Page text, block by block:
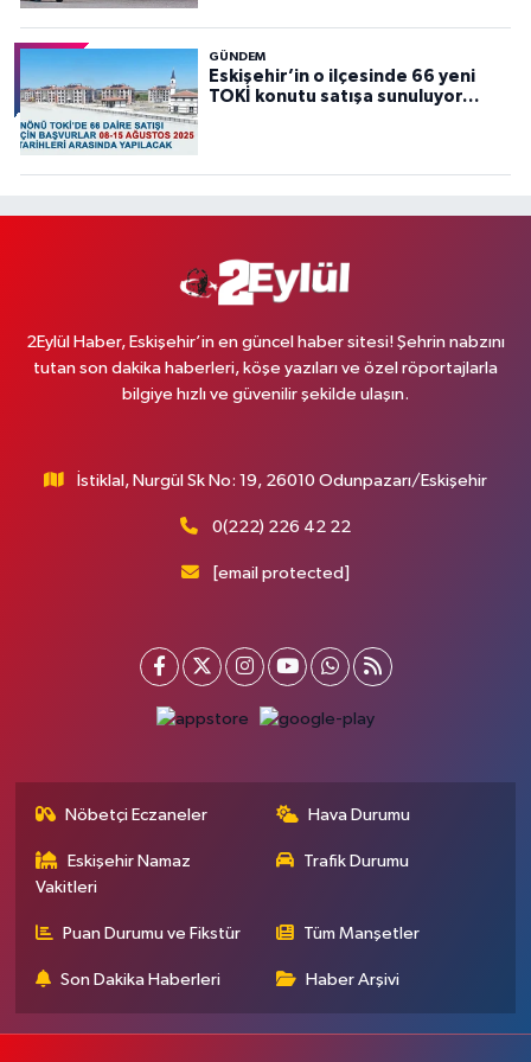
GÜNDEM
Eskişehir’in o ilçesinde 66 yeni
TOKİ konutu satışa sunuluyor…
2Eylül Haber, Eskişehir’in en güncel haber sitesi! Şehrin nabzını
tutan son dakika haberleri, köşe yazıları ve özel röportajlarla
bilgiye hızlı ve güvenilir şekilde ulaşın.
İstiklal, Nurgül Sk No: 19, 26010 Odunpazarı/Eskişehir
0(222) 226 42 22
[email protected]
Nöbetçi Eczaneler Hava Durumu
Eskişehir Namaz
Vakitleri
Trafik Durumu
Puan Durumu ve Fikstür Tüm Manşetler
Son Dakika Haberleri Haber Arşivi